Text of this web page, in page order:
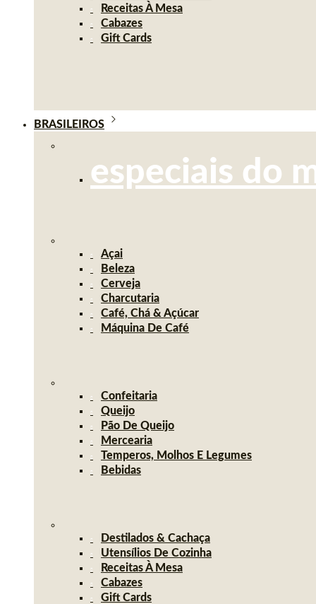
Receitas À Mesa
Cabazes
Gift Cards
BRASILEIROS
especiais do
Açai
Beleza
Cerveja
Charcutaria
Café, Chá & Açúcar
Máquina De Café
Confeitaria
Queijo
Pão De Queijo
Mercearia
Temperos, Molhos E Legumes
Bebidas
Destilados & Cachaça
Utensílios De Cozinha
Receitas À Mesa
Cabazes
Gift Cards